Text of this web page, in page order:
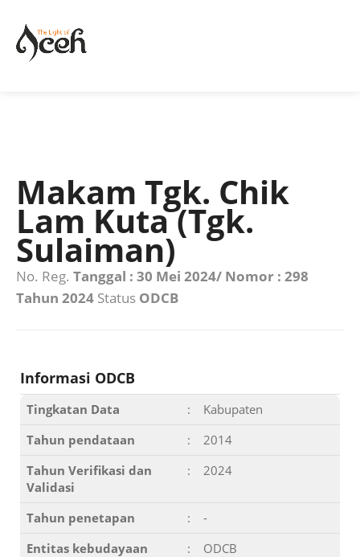
Makam Tgk. Chik
Lam Kuta (Tgk.
Sulaiman)
No. Reg. Tanggal : 30 Mei 2024/ Nomor : 298
Tahun 2024 Status ODCB
Informasi ODCB
Tingkatan Data :
Kabupaten
Tahun pendataan
:
2014
Tahun Verifikasi dan
Validasi
: 2024
Tahun penetapan :
-
Entitas kebudayaan
:
ODCB